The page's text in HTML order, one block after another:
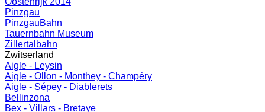
Pinzgau
PinzgauBahn
Tauernbahn Museum
Zillertalbahn
Zwitserland
Aigle - Leysin
Aigle - Ollon - Monthey - Champéry
Aigle - Sépey - Diablerets
Bellinzona
Bex - Villars - Bretaye